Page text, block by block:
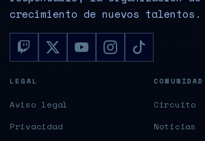
crecimiento de nuevos talentos.
LEGAL
Aviso legal
Privacidad
COMUNIDAD
Circuito
Noticias